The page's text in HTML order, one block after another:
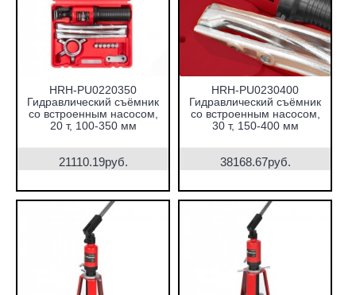
HRH-PU0220350
Гидравлический съёмник
со встроенным насосом,
20 т, 100-350 мм
21110.19руб.
HRH-PU0230400
Гидравлический съёмник
со встроенным насосом,
30 т, 150-400 мм
38168.67руб.